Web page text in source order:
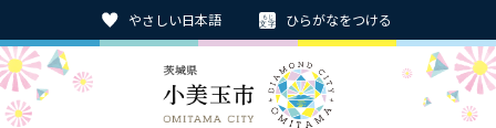
やさしい日本語 ひらがなをつける